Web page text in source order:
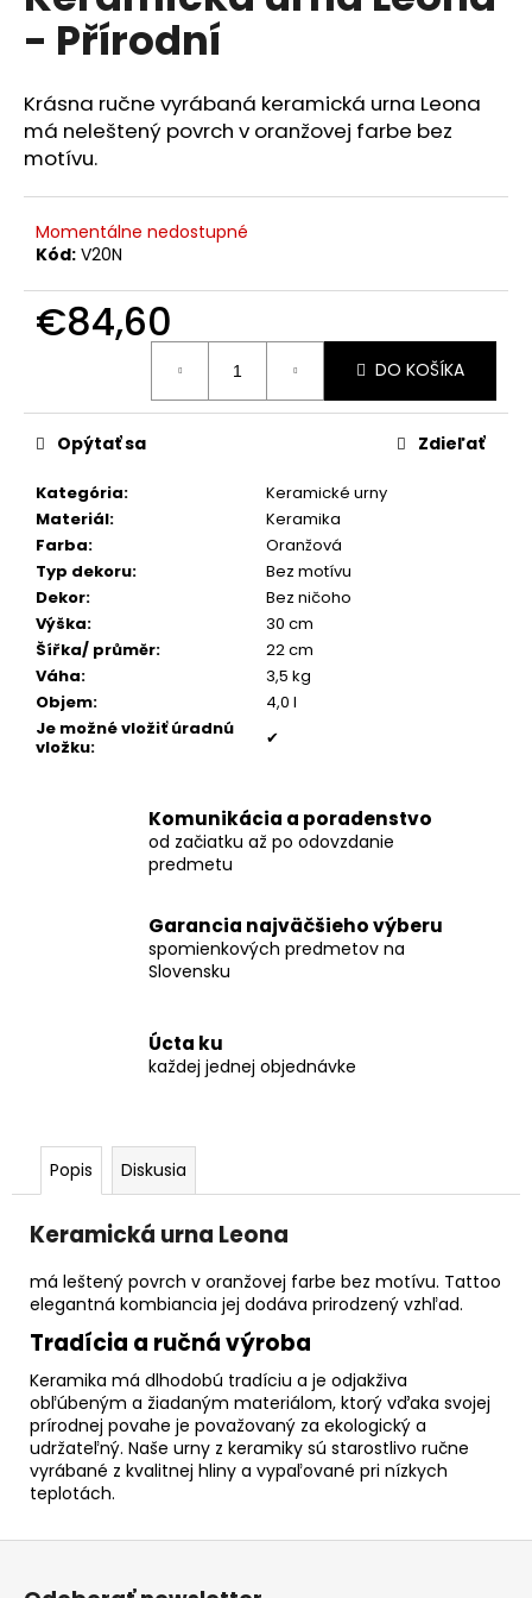
z
hviezdičiek.
- Přírodní
Krásna ručne vyrábaná keramická urna Leona
má neleštený povrch v oranžovej farbe bez
motívu.
Momentálne nedostupné
Kód: V20N
€84,60
DO KOŠÍKA
Kategória:
Keramické urny
Materiál:
Keramika
Farba:
Oranžová
Typ dekoru:
Bez motívu
Dekor:
Bez ničoho
Výška:
30 cm
Šířka/ průměr:
22 cm
Váha:
3,5 kg
Objem:
4,0 l
Je možné vložiť úradnú
vložku: ✔
Opýtať sa Zdieľať
Komunikácia a poradenstvo
od začiatku až po odovzdanie
predmetu
Garancia najväčšieho výberu
spomienkových predmetov na
Slovensku
Úcta ku
každej jednej objednávke
Popis Diskusia
Keramická urna Leona
má leštený povrch v oranžovej farbe bez motívu. Tattoo
elegantná kombiancia jej dodáva prirodzený vzhľad.
Tradícia a ručná výroba
Keramika má dlhodobú tradíciu a je odjakživa
obľúbeným a žiadaným materiálom, ktorý vďaka svojej
prírodnej povahe je považovaný za ekologický a
udržateľný. Naše urny z keramiky sú starostlivo ručne
vyrábané z kvalitnej hliny a vypaľované pri nízkych
teplotách.
á
s
ť
?
d
p
o
ú
č
a
m
e
PÁNSKY
COGNAC
NÁRAMOK,
BRÚSENÁ